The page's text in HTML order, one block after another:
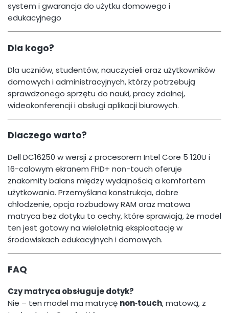
system i gwarancja do użytku domowego i
edukacyjnego
Dla kogo?
Dla uczniów, studentów, nauczycieli oraz użytkowników
domowych i administracyjnych, którzy potrzebują
sprawdzonego sprzętu do nauki, pracy zdalnej,
wideokonferencji i obsługi aplikacji biurowych.
Dlaczego warto?
Dell DC16250 w wersji z procesorem Intel Core 5 120U i
16-calowym ekranem FHD+ non-touch oferuje
znakomity balans między wydajnością a komfortem
użytkowania. Przemyślana konstrukcja, dobre
chłodzenie, opcja rozbudowy RAM oraz matowa
matryca bez dotyku to cechy, które sprawiają, że model
ten jest gotowy na wieloletnią eksploatację w
środowiskach edukacyjnych i domowych.
FAQ
Czy matryca obsługuje dotyk?
Nie – ten model ma matrycę non‑touch, matową, z